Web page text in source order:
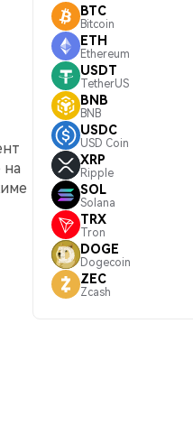
на
BTC
Bitcoin
ETH
Ethereum
USDT
TetherUS
BNB
BNB
USDC
USD Coin
XRP
Ripple
SOL
Solana
TRX
Tron
DOGE
Dogecoin
ZEC
Zcash